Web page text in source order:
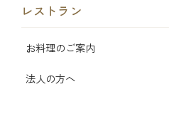
レストラン
お料理のご案内
法人の方へ